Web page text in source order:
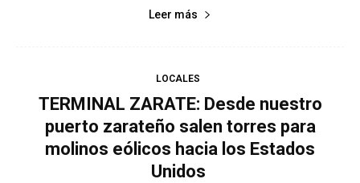
Leer más
LOCALES
TERMINAL ZARATE: Desde nuestro
puerto zarateño salen torres para
molinos eólicos hacia los Estados
Unidos